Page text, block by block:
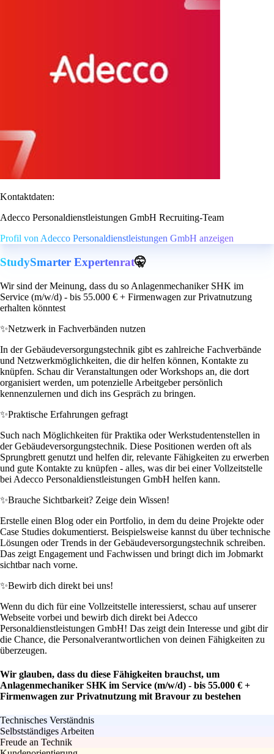
Kontaktdaten:
Adecco Personaldienstleistungen GmbH Recruiting-Team
Profil von Adecco Personaldienstleistungen GmbH anzeigen
StudySmarter Expertenrat🤫
Wir sind der Meinung, dass du so Anlagenmechaniker SHK im
Service (m/w/d) - bis 55.000 € + Firmenwagen zur Privatnutzung
erhalten könntest
✨Netzwerk in Fachverbänden nutzen
In der Gebäudeversorgungstechnik gibt es zahlreiche Fachverbände
und Netzwerkmöglichkeiten, die dir helfen können, Kontakte zu
knüpfen. Schau dir Veranstaltungen oder Workshops an, die dort
organisiert werden, um potenzielle Arbeitgeber persönlich
kennenzulernen und dich ins Gespräch zu bringen.
✨Praktische Erfahrungen gefragt
Such nach Möglichkeiten für Praktika oder Werkstudentenstellen in
der Gebäudeversorgungstechnik. Diese Positionen werden oft als
Sprungbrett genutzt und helfen dir, relevante Fähigkeiten zu erwerben
und gute Kontakte zu knüpfen - alles, was dir bei einer Vollzeitstelle
bei Adecco Personaldienstleistungen GmbH helfen kann.
✨Brauche Sichtbarkeit? Zeige dein Wissen!
Erstelle einen Blog oder ein Portfolio, in dem du deine Projekte oder
Case Studies dokumentierst. Beispielsweise kannst du über technische
Lösungen oder Trends in der Gebäudeversorgungstechnik schreiben.
Das zeigt Engagement und Fachwissen und bringt dich im Jobmarkt
sichtbar nach vorne.
✨Bewirb dich direkt bei uns!
Wenn du dich für eine Vollzeitstelle interessierst, schau auf unserer
Webseite vorbei und bewirb dich direkt bei Adecco
Personaldienstleistungen GmbH! Das zeigt dein Interesse und gibt dir
die Chance, die Personalverantwortlichen von deinen Fähigkeiten zu
überzeugen.
Wir glauben, dass du diese Fähigkeiten brauchst, um
Anlagenmechaniker SHK im Service (m/w/d) - bis 55.000 € +
Firmenwagen zur Privatnutzung mit Bravour zu bestehen
Technisches Verständnis
Selbstständiges Arbeiten
Freude an Technik